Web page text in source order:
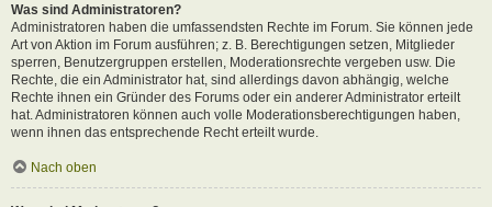
Was sind Administratoren?
Administratoren haben die umfassendsten Rechte im Forum. Sie können jede
Art von Aktion im Forum ausführen; z. B. Berechtigungen setzen, Mitglieder
sperren, Benutzergruppen erstellen, Moderationsrechte vergeben usw. Die
Rechte, die ein Administrator hat, sind allerdings davon abhängig, welche
Rechte ihnen ein Gründer des Forums oder ein anderer Administrator erteilt
hat. Administratoren können auch volle Moderationsberechtigungen haben,
wenn ihnen das entsprechende Recht erteilt wurde.
Nach oben